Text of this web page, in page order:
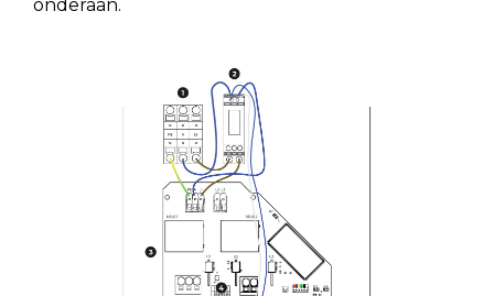
onderaan.